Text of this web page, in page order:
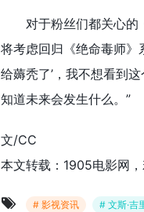
对于粉丝们都关心的
将考虑回归《绝命毒师》
给薅秃了’，我不想看到
知道未来会发生什么。”
文/CC
本文转载：1905电影网
# 影视资讯 # 文斯·吉